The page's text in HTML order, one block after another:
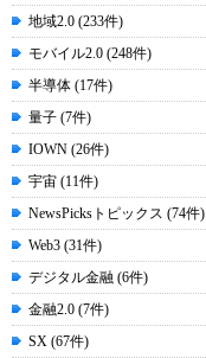
地域2.0 (233件)
モバイル2.0 (248件)
半導体 (17件)
量子 (7件)
IOWN (26件)
宇宙 (11件)
NewsPicksトピックス (74件)
Web3 (31件)
デジタル金融 (6件)
金融2.0 (7件)
SX (67件)